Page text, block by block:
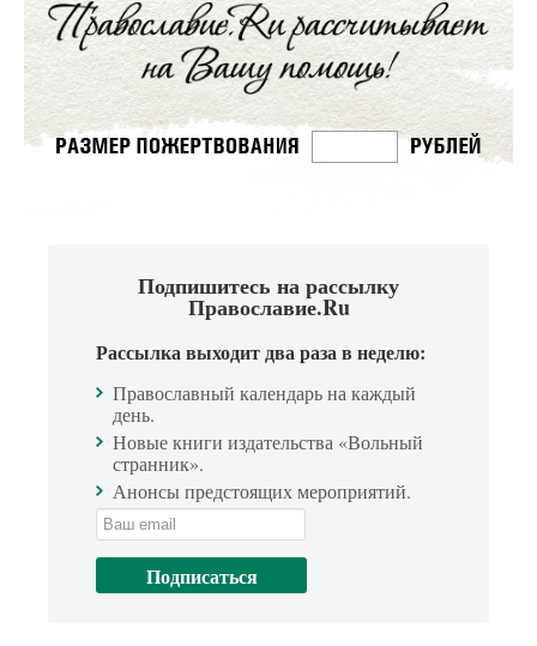
Подпишитесь на рассылку
Православие.Ru
Рассылка выходит два раза в неделю:
Православный календарь на каждый
день.
Новые книги издательства «Вольный
странник».
Анонсы предстоящих мероприятий.